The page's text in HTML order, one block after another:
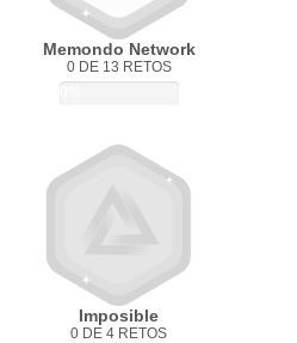
Memondo Network
0 DE 13 RETOS
Imposible
0 DE 4 RETOS